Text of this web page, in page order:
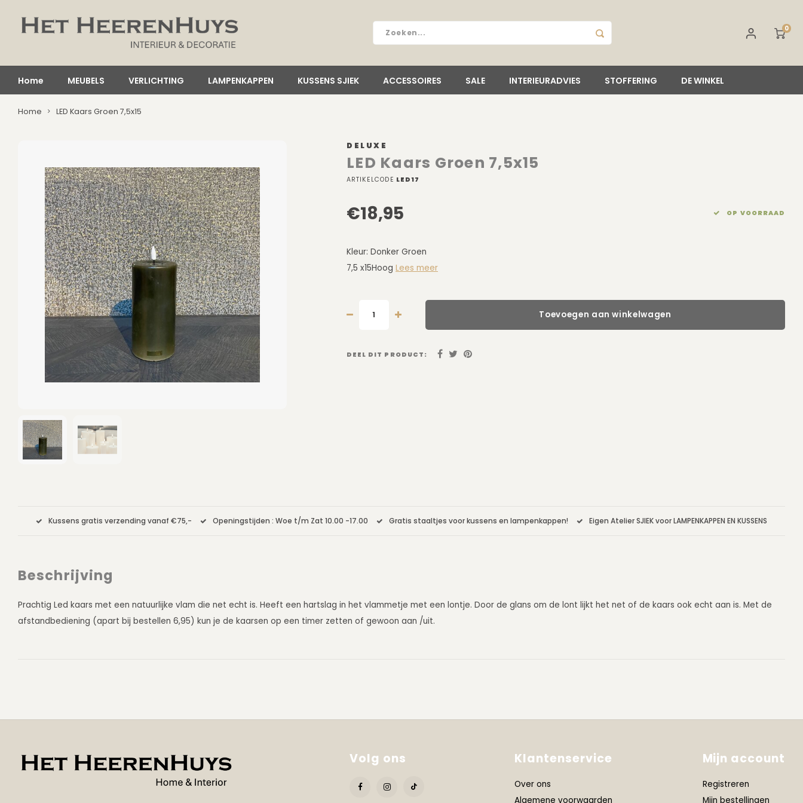
0
Home MEUBELS VERLICHTING LAMPENKAPPEN KUSSENS SJIEK ACCESSOIRES SALE INTERIEURADVIES STOFFERING DE WINKEL
Home LED Kaars Groen 7,5x15
DELUXE
LED Kaars Groen 7,5x15
ARTIKELCODE LED17
€18,95 OP VOORRAAD
Kleur: Donker Groen
7,5 x15Hoog Lees meer
Toevoegen aan winkelwagen
DEEL DIT PRODUCT:
Kussens gratis verzending vanaf €75,- Openingstijden : Woe t/m Zat 10.00 -17.00 Gratis staaltjes voor kussens en lampenkappen! Eigen Atelier SJIEK voor LAMPENKAPPEN EN KUSSENS
Beschrijving
Prachtig Led kaars met een natuurlijke vlam die net echt is. Heeft een hartslag in het vlammetje met een lontje. Door de glans om de lont lijkt het net of de kaars ook echt aan is. Met de
afstandbediening (apart bij bestellen 6,95) kun je de kaarsen op een timer zetten of gewoon aan /uit.
Volg ons Klantenservice
Over ons
Algemene voorwaarden
Mijn account
Registreren
Mijn bestellingen